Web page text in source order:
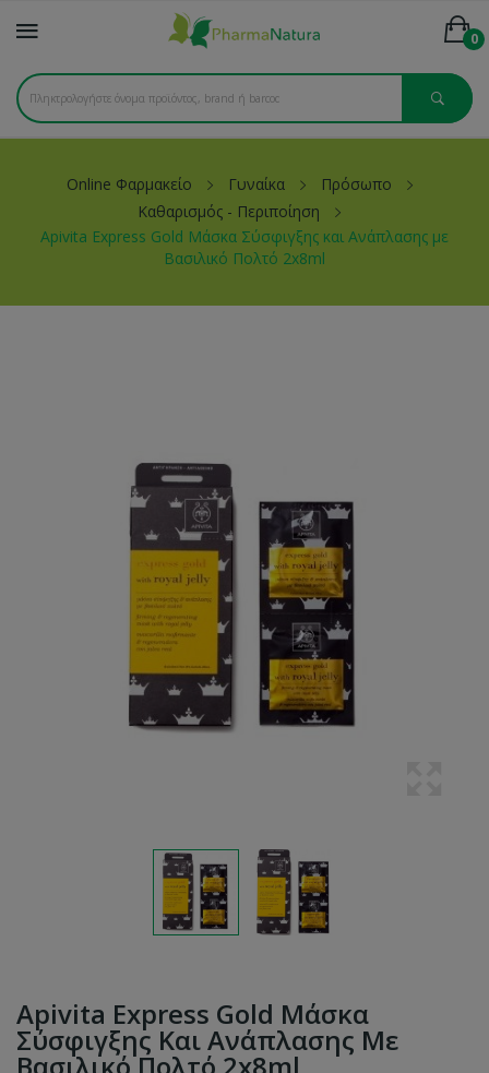
0
Online Φαρμακείο Γυναίκα
Πρόσωπο
Καθαρισμός - Περιποίηση
Apivita Express Gold Mάσκα Σύσφιγξης και Ανάπλασης με
Βασιλικό Πολτό 2x8ml
Apivita Express Gold Mάσκα
Σύσφιγξης Και Ανάπλασης Με